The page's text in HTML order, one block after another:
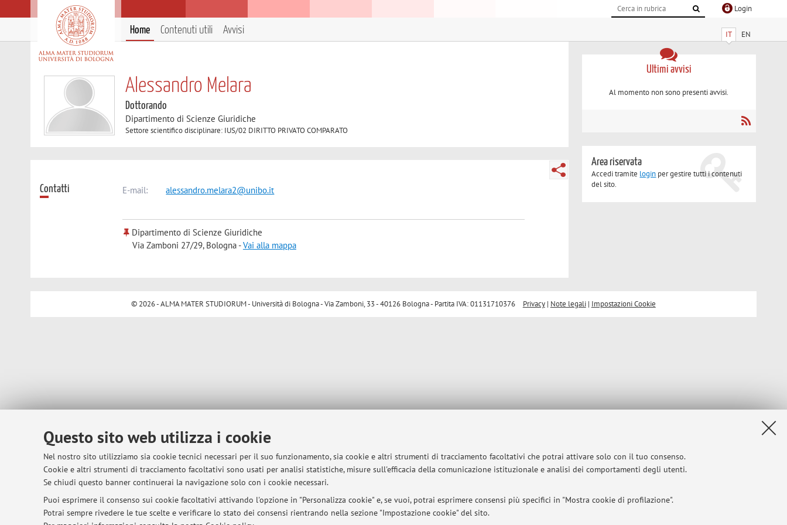
Questo sito web utilizza i cookie
Nel nostro sito utilizziamo sia cookie tecnici necessari per il suo funzionamento, sia cookie e altri strumenti di tracciamento facoltativi che potrai attivare solo con il tuo consenso.
Cookie e altri strumenti di tracciamento facoltativi sono usati per analisi statistiche, misure sull'efficacia della comunicazione istituzionale e analisi dei comportamenti degli utenti.
Se chiudi questo banner continuerai la navigazione solo con i cookie necessari.
Puoi esprimere il consenso sui cookie facoltativi attivando l'opzione in "Personalizza cookie" e, se vuoi, potrai esprimere consensi più specifici in "Mostra cookie di profilazione".
Potrai sempre rivedere le tue scelte e verificare lo stato dei consensi rientrando nella sezione "Impostazione cookie" del sito.
Login
IT EN
Home Contenuti utili Avvisi
Alessandro Melara
Dottorando
Dipartimento di Scienze Giuridiche
Settore scientifico disciplinare: IUS/02 DIRITTO PRIVATO COMPARATO
Contatti E-mail: alessandro.melara2@unibo.it
Dipartimento di Scienze Giuridiche
Via Zamboni 27/29, Bologna -Vai alla mappa
Ultimi avvisi
Al momento non sono presenti avvisi.
Area riservata
Accedi tramite login per gestire tutti i contenuti
del sito.
© 2026 - ALMA MATER STUDIORUM - Università di Bologna - Via Zamboni, 33 - 40126 Bologna - Partita IVA: 01131710376 Privacy| Note legali| Impostazioni Cookie